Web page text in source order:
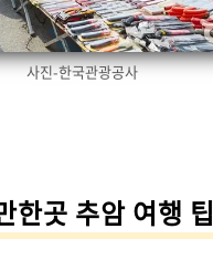
사진-한국관광공사
한곳 추암 여행 팁